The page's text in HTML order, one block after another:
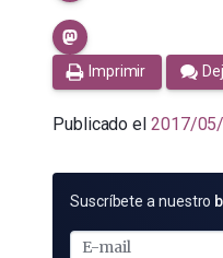
Imprimir
Publicado el 2017/
SUSCRÍBETE
E-
Suscríbete a nuestro